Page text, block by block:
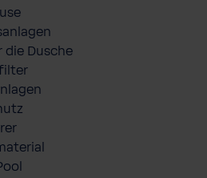
Dusche